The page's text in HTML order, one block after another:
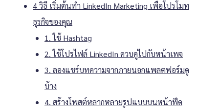
4 วิธี เริ่มต้นทำ LinkedIn Marketing เพื่อโปรโมท
ธุรกิจของคุณ
1. ใช้ Hashtag
2. ใช้โปรไฟล์ LinkedIn ควบคู่ไปกับหน้าเพจ
3. ลองแชร์บทความจากภายนอกแพลตฟอร์มดู
บ้าง
4. สร้างโพสต์หลากหลายรูปแบบบนหน้าฟีด